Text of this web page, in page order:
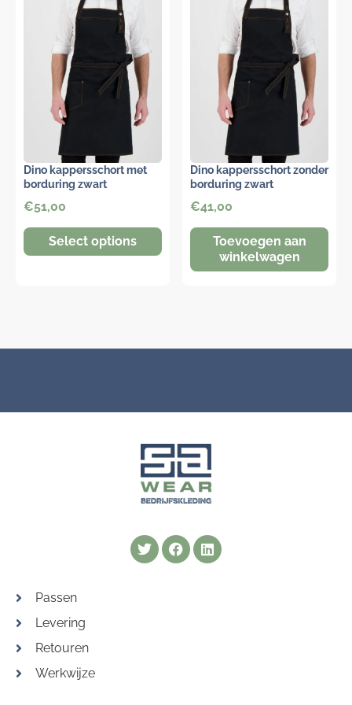
Dino kappersschort met
borduring zwart
€51,00
Select options
Dino kappersschort zonder
borduring zwart
€41,00
Toevoegen aan
winkelwagen
TwitterFacebookLinkedin
Passen
Levering
Retouren
Werkwijze